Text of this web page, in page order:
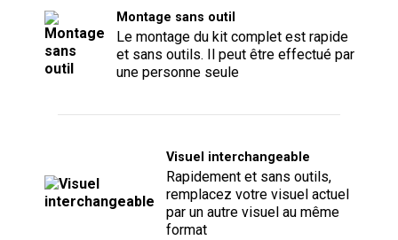
Montage sans outil
Le montage du kit complet est rapide
et sans outils. Il peut être effectué par
une personne seule
Visuel interchangeable
Rapidement et sans outils,
remplacez votre visuel actuel
par un autre visuel au même
format